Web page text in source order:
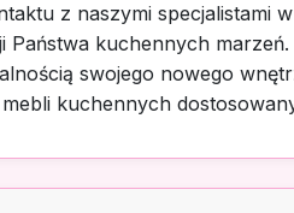
z naszymi specjalistami
Państwa kuchennych
swojego nowego
kuchennych